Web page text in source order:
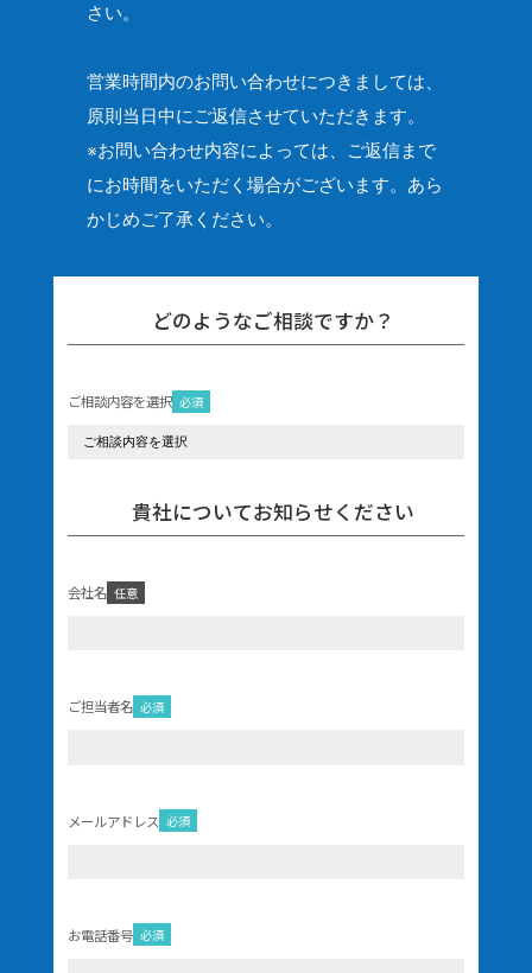
さい。
営業時間内のお問い合わせにつきましては、
原則当日中にご返信させていただきます。
※お問い合わせ内容によっては、ご返信まで
にお時間をいただく場合がございます。 あら
かじめご了承ください。
どのようなご相談ですか？
必須
ご相談内容を選択
貴社についてお知らせください
任意
会社名
必須
ご担当者名
必須
メールアドレス
必須
お電話番号